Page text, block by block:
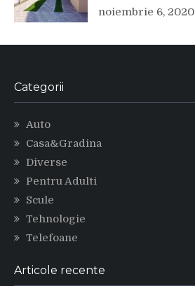
noiembrie 6, 2020
Categorii
Auto
Casa&Gradina
Diverse
Pentru Adulti
Scule
Tehnologie
Telefoane
Articole recente